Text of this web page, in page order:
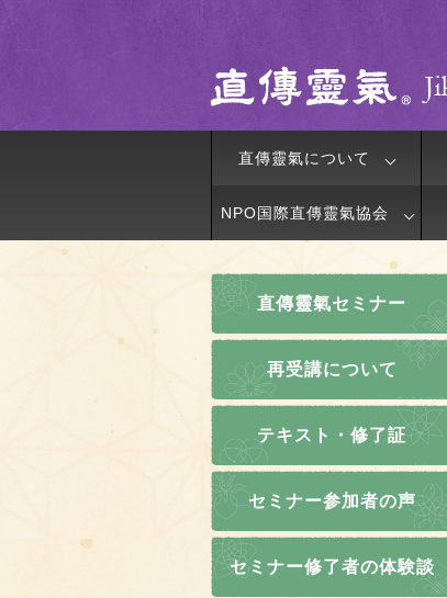
直傳靈氣について
NPO国際直傳靈氣協会
直傳靈氣セミナー
再受講について
テキスト・修了証
セミナー参加者の声
セミナー修了者の体験談